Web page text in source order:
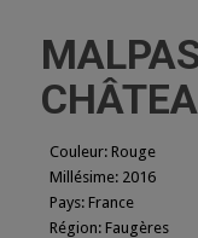
Couleur: Rouge
Millésime: 2016
Pays: France
Région: Faugères